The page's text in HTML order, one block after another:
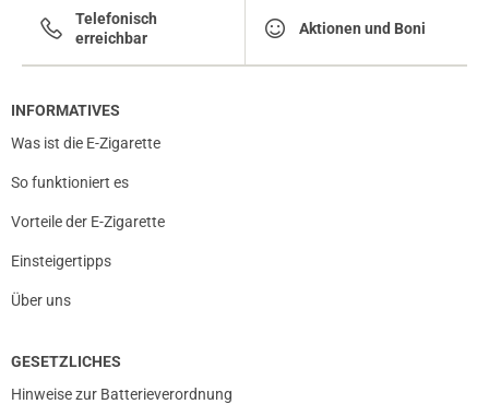
Telefonisch
erreichbar
Aktionen und Boni
INFORMATIVES
Was ist die E-Zigarette
So funktioniert es
Vorteile der E-Zigarette
Einsteigertipps
Über uns
GESETZLICHES
Hinweise zur Batterieverordnung